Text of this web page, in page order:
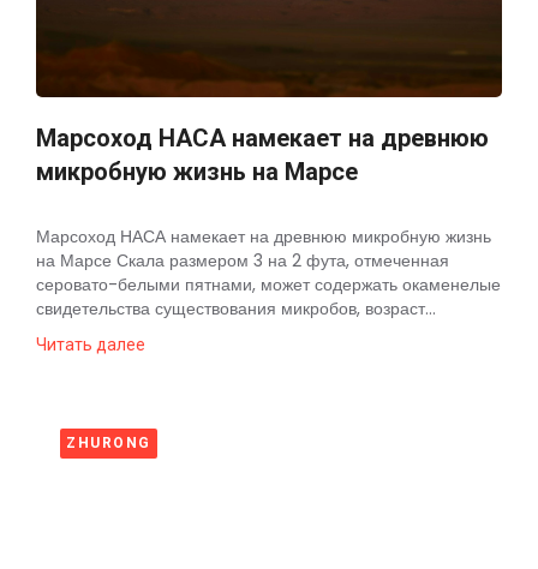
Марсоход НАСА намекает на древнюю
микробную жизнь на Марсе
Марсоход НАСА намекает на древнюю микробную жизнь
на Марсе Скала размером 3 на 2 фута, отмеченная
серовато-белыми пятнами, может содержать окаменелые
свидетельства существования микробов, возраст...
Читать далее
ZHURONG